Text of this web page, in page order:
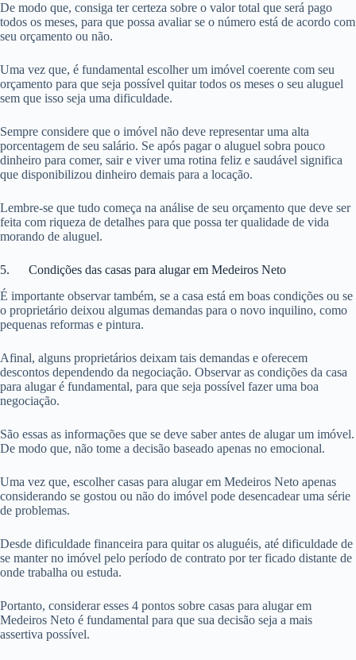
De modo que, consiga ter certeza sobre o valor total que será pago
todos os meses, para que possa avaliar se o número está de acordo com
seu orçamento ou não.
Uma vez que, é fundamental escolher um imóvel coerente com seu
orçamento para que seja possível quitar todos os meses o seu aluguel
sem que isso seja uma dificuldade.
Sempre considere que o imóvel não deve representar uma alta
porcentagem de seu salário. Se após pagar o aluguel sobra pouco
dinheiro para comer, sair e viver uma rotina feliz e saudável significa
que disponibilizou dinheiro demais para a locação.
Lembre-se que tudo começa na análise de seu orçamento que deve ser
feita com riqueza de detalhes para que possa ter qualidade de vida
morando de aluguel.
5. Condições das casas para alugar em Medeiros Neto
É importante observar também, se a casa está em boas condições ou se
o proprietário deixou algumas demandas para o novo inquilino, como
pequenas reformas e pintura.
Afinal, alguns proprietários deixam tais demandas e oferecem
descontos dependendo da negociação. Observar as condições da casa
para alugar é fundamental, para que seja possível fazer uma boa
negociação.
São essas as informações que se deve saber antes de alugar um imóvel.
De modo que, não tome a decisão baseado apenas no emocional.
Uma vez que, escolher casas para alugar em Medeiros Neto apenas
considerando se gostou ou não do imóvel pode desencadear uma série
de problemas.
Desde dificuldade financeira para quitar os aluguéis, até dificuldade de
se manter no imóvel pelo período de contrato por ter ficado distante de
onde trabalha ou estuda.
Portanto, considerar esses 4 pontos sobre casas para alugar em
Medeiros Neto é fundamental para que sua decisão seja a mais
assertiva possível.